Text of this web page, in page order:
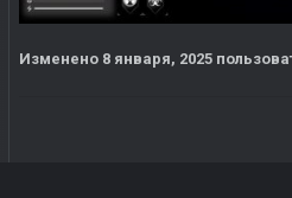
Изменено 8 января, 2025